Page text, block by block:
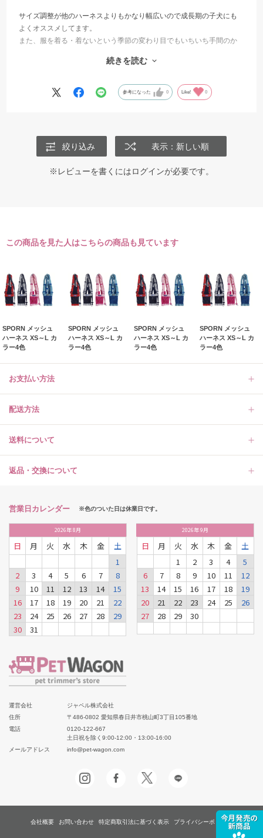
サイズ調整が他のハーネスよりもかなり幅広いので成長期の子犬にも
よくオススメしてます。
また、服を着る・着ないという季節の変わり目でもいちいち手間のか
前胸メッシュ部分はゴムなので引っ張りの緩衝にも一役買っていま
続きを読む
参考になった 0 Like! 0
絞り込み 表示：新しい順
※レビューを書くにはログインが必要です。
この商品を見た人はこちらの商品も見ています
SPORN メッシュ
ハーネス XS～L カ
ラー4色
SPORN メッシュ
ハーネス XS～L カ
ラー4色
SPORN メッシュ
ハーネス XS～L カ
ラー4色
SPORN メッシュ
ハーネス XS～L カ
ラー4色
お支払い方法
配送方法
送料について
返品・交換について
営業日カレンダー ※色のついた日は休業日です。
2026年8月
日 月 火 水 木 金
土
1
2
3 4 5 6 7
8
9
10 11 12 13 14
15
16
17 18 19 20 21
22
23
24 25 26 27 28
29
30
31
2026年9月
日 月 火 水 木 金
土
1
2 3 4
5
6
7 8 9 10 11
12
13
14 15 16 17 18
19
20
21 22 23 24 25
26
27
28 29 30
運営会社
ジャペル株式会社
住所
〒486-0802 愛知県春日井市桃山町3丁目105番地
電話
0120-122-667
土日祝を除く9:00-12:00・13:00-16:00
メールアドレス
info@pet-wagon.com
会社概要 お問い合わせ 特定商取引法に基づく表示 プライバシーポリシー